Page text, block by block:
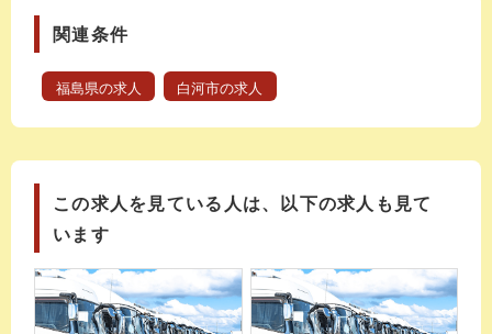
関連条件
福島県の求人 白河市の求人
この求人を見ている人は、以下の求人も見て
います